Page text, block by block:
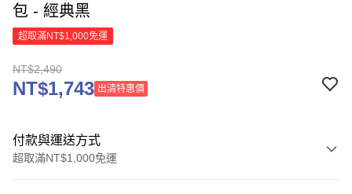
包 - 經典黑
超取滿NT$1,000免運
NT$2,490
NT$1,743 出清特惠價
付款與運送方式
超取滿NT$1,000免運